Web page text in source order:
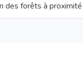
forêts à proximité